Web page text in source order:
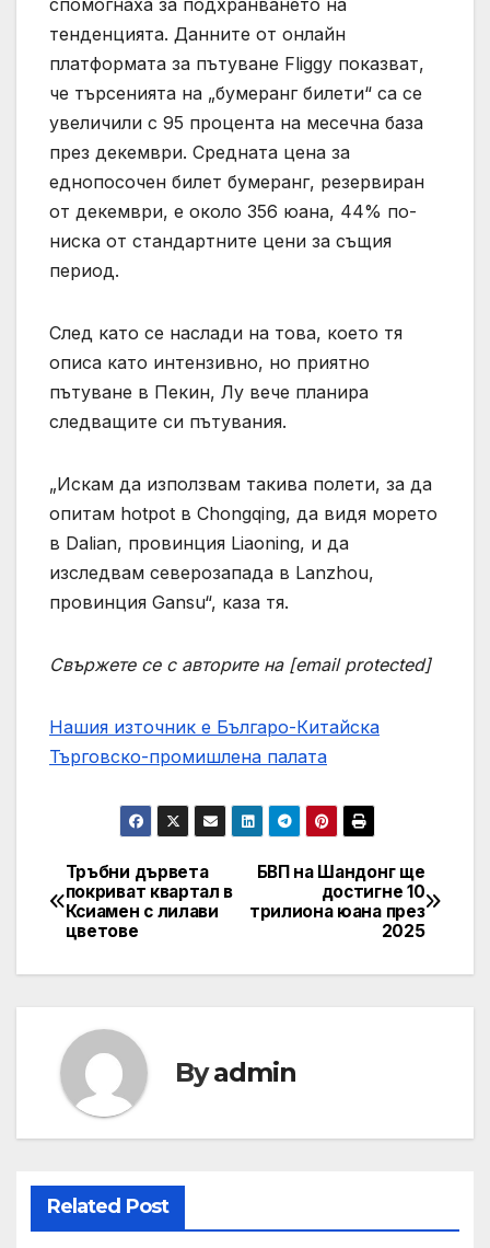
тенденцията. Данните от онлайн
платформата за пътуване Fliggy показват,
че търсенията на „бумеранг билети“ са се
увеличили с 95 процента на месечна база
през декември. Средната цена за
еднопосочен билет бумеранг, резервиран
от декември, е около 356 юана, 44% по-
ниска от стандартните цени за същия
период.
След като се наслади на това, което тя
описа като интензивно, но приятно
пътуване в Пекин, Лу вече планира
следващите си пътувания.
„Искам да използвам такива полети, за да
опитам hotpot в Chongqing, да видя морето
в Dalian, провинция Liaoning, и да
изследвам северозапада в Lanzhou,
провинция Gansu“, каза тя.
Свържете се с авторите на [email protected]
Нашия източник е Българо-Китайска
Търговско-промишлена палaта
Post
navigation
БВП на Шандонг ще
достигне 10
трилиона юана през
2025
Тръбни дървета
покриват квартал в
Ксиамен с лилави
цветове
Byadmin
Related Post